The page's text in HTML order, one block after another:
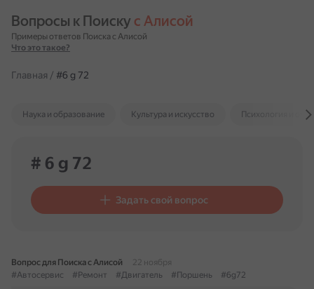
Вопросы к Поиску с Алисой
Примеры ответов Поиска с Алисой
Что это такое?
Главная / #6 g 72
Наука и образование Культура и искусство Психология и
# 6 g 72
Задать свой вопрос
Вопрос для Поиска с Алисой
22 ноября
#Автосервис
#Ремонт #Двигатель #Поршень #6g72